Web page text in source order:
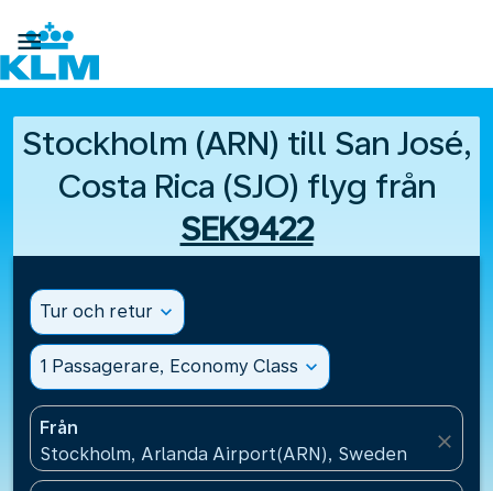

Stockholm (ARN) till San José,
Costa Rica (SJO) flyg från
SEK9422
Tur och retur expand_more
1 Passagerare, Economy Class expand_more
Från
Stockholm, Arlanda Airport(ARN), Sweden
close